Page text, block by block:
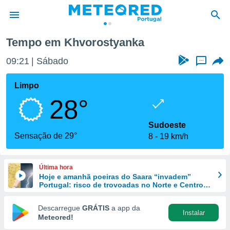
da
foi
fornecidas
a este
das
e
forma
digital
Tempo em Khvorostyanka
09:21 Sábado ...
Limpo
28°
Sensação de 29°
Sudoeste
8
19 km/h
Última hora
Hoje e amanhã poeiras do Saara “invadem”
Portugal: risco de trovoadas no Norte e Centro
Descarregue GRÁTIS a app da
Meteored!
Instalar